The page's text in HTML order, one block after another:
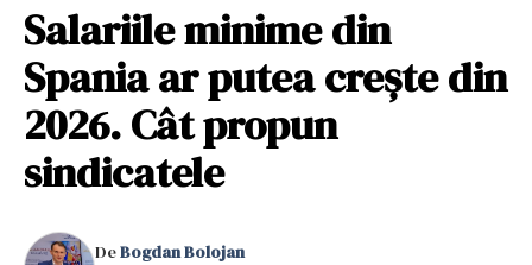
Salariile minime din
Spania ar putea crește din
2026. Cât propun
sindicatele
DeBogdan Bolojan